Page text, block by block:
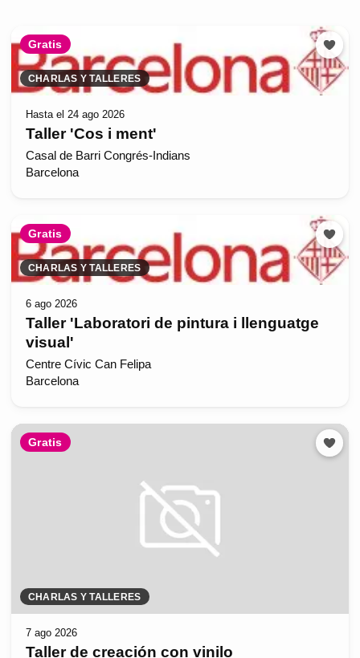
Gratis
CHARLAS Y TALLERES
Hasta el 24 ago 2026
Taller 'Cos i ment'
Casal de Barri Congrés-Indians
Barcelona
Gratis
CHARLAS Y TALLERES
6 ago 2026
Taller 'Laboratori de pintura i llenguatge
visual'
Centre Cívic Can Felipa
Barcelona
Gratis
CHARLAS Y TALLERES
7 ago 2026
Taller de creación con vinilo